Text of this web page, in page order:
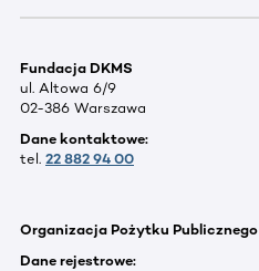
Fundacja DKMS
ul. Altowa 6/9
02-386 Warszawa
Dane kontaktowe:
tel. 22 882 94 00
Organizacja Pożytku Publicznego
Dane rejestrowe: